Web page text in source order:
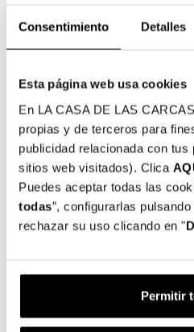
Consentimiento Detalles
Esta página web usa cookies
En LA CASA DE LAS
propias y de terceros para
publicidad relacionada con
sitios web visitados). Clica
Puedes aceptar todas las
todas”, configurarlas pulsando
rechazar su uso clicando en "
Permitir
Detalhes do produto
Cor: Prata
COLORES
Detalhes do produto